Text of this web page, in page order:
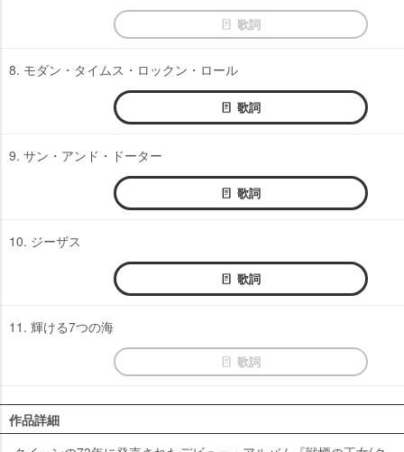
歌詞
8. モダン・タイムス・ロックン・ロール
歌詞
9. サン・アンド・ドーター
歌詞
10. ジーザス
歌詞
11. 輝ける7つの海
歌詞
作品詳細